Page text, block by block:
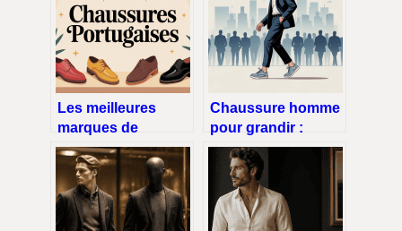
Les meilleures
marques de
chaussures
portugaises pour
un style durable et
élégant
Chaussure homme
pour grandir :
guide complet pour
gagner
discrètement en
taille